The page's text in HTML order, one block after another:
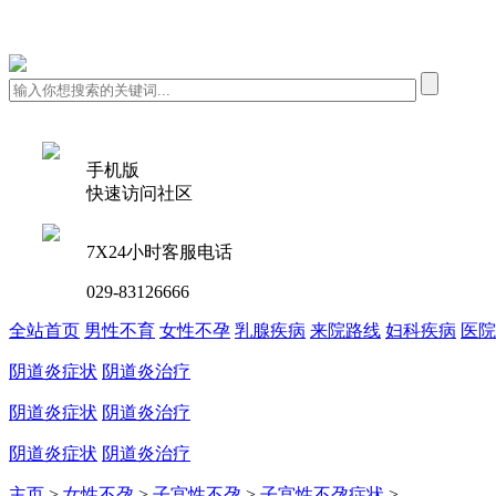
手机版
快速访问社区
7X24小时客服电话
029-83126666
全站首页 男性不育 女性不孕 乳腺疾病 来院路线 妇科疾病 医
阴道炎症状 阴道炎治疗
阴道炎症状 阴道炎治疗
阴道炎症状 阴道炎治疗